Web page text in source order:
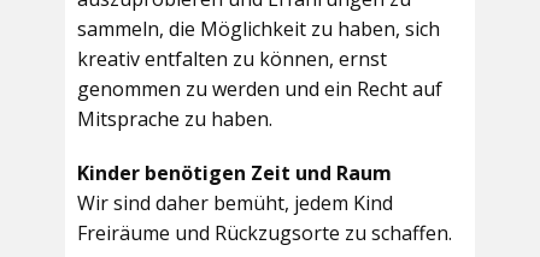
sammeln, die Möglichkeit zu haben, sich
kreativ entfalten zu können, ernst
genommen zu werden und ein Recht auf
Mitsprache zu haben.
Kinder benötigen Zeit und Raum
Wir sind daher bemüht, jedem Kind
Freiräume und Rückzugsorte zu schaffen.